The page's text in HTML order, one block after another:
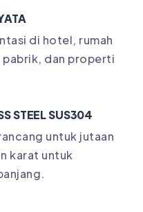
di hotel, rumah
dan properti
STEEL SUS304
untuk jutaan
karat untuk